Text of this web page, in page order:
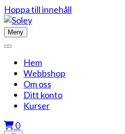
Hoppa till innehåll
Meny
Hem
Webbshop
Om oss
Ditt konto
Kurser
0